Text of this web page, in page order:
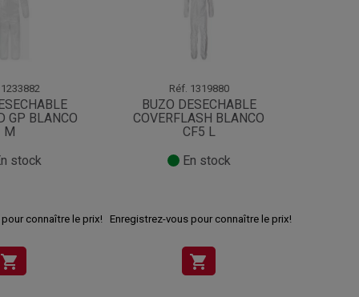
1233882
GP BLANCO
M
stock
connaître le prix!
shopping_cart
Réf. 1319880
BUZO DESECHABLE
COVERFLASH BLANCO
CF5 L
En stock
Enregistrez-vous pour connaître le prix!
shopping_cart